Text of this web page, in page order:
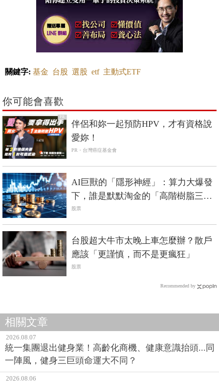
關鍵字: 基金 台股 選股 etf 主動式ETF
你可能會喜歡
PR
伴侶和妳一起預防HPV，才有資格說
愛妳！
PR・台灣癌症基金會
AI巨獸的「隱形神經」：算力大爆發
下，誰是默默淘金的「高階樹脂三
雄」？
股票
台股超大牛市太晚上車怎麼辦？散戶
應該「更謹慎，而不是更瘋狂」
股票
Recommended by
相關文章
2026.08.07
統一集團退出健身業！高齡化商機、健康意識抬頭...同
一陣風，健身三巨頭命運大不同？
2026.08.06